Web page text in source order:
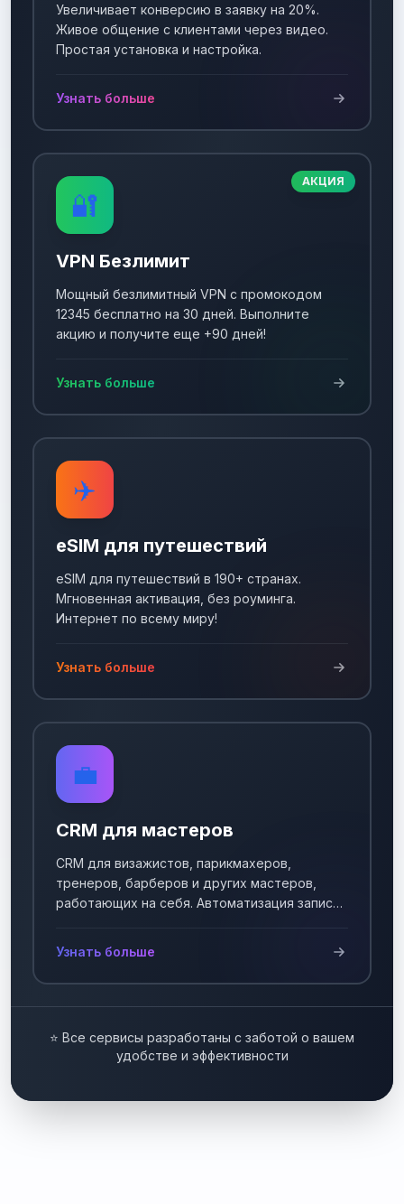
Увеличивает конверсию в заявку на 20%.
Живое общение с клиентами через видео.
Простая установка и настройка.
Узнать больше
АКЦИЯ
🔐
VPN Безлимит
Мощный безлимитный VPN с промокодом
12345 бесплатно на 30 дней. Выполните
акцию и получите еще +90 дней!
Узнать больше
✈️
eSIM для путешествий
eSIM для путешествий в 190+ странах.
Мгновенная активация, без роуминга.
Интернет по всему миру!
Узнать больше
💼
CRM для мастеров
CRM для визажистов, парикмахеров,
тренеров, барберов и других мастеров,
работающих на себя. Автоматизация записи
Узнать больше
⭐ Все сервисы разработаны с заботой о вашем
удобстве и эффективности